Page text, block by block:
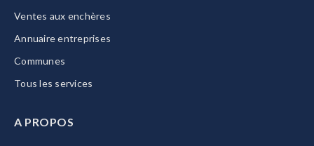
Ventes aux enchères
Annuaire entreprises
Communes
Tous les services
A PROPOS